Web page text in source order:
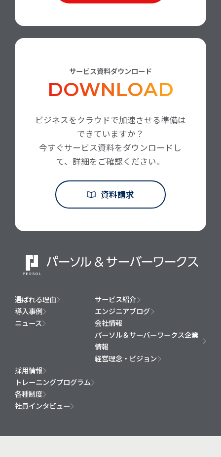
サービス資料ダウンロード
DOWNLOAD
ビジネスをクラウドで加速させる準備は
できていますか？
今すぐサービス資料をダウンロードし
て、詳細をご確認ください。
資料請求
選ばれる理由
サービス紹介
導入事例
エンジニアブログ
ニュース
会社情報
パーソル＆サーバーワークス企業
情報
経営理念・ビジョン
採用情報
トレーニングプログラム
各種制度
社員インタビュー